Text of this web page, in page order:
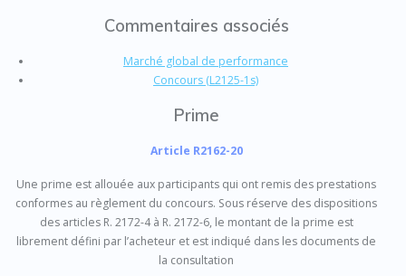
Commentaires associés
Marché global de performance
Concours (L2125-1s)
Prime
Article R2162-20
Une prime est allouée aux participants qui ont remis des prestations
conformes au règlement du concours. Sous réserve des dispositions
des articles R. 2172-4 à R. 2172-6, le montant de la prime est
librement défini par l’acheteur et est indiqué dans les documents de
la consultation